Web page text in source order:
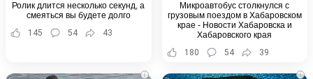
Ролик длится несколько секунд, а
смеяться вы будете долго
145
54 43
Микроавтобус столкнулся с
грузовым поездом в Хабаровском
крае - Новости Хабаровска и
Хабаровского края
180
54 39
i i